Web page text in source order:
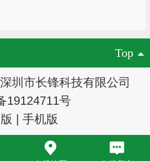
Top
圳市长锋科技有限公司
19124711号
手机版